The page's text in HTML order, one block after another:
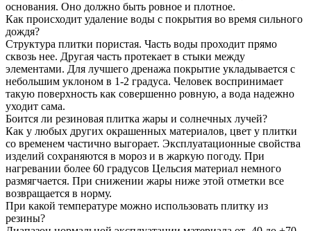
основания. Оно должно быть ровное и плотное.
Как происходит удаление воды с покрытия во время сильного
дождя?
Структура плитки пористая. Часть воды проходит прямо
сквозь нее. Другая часть протекает в стыки между
элементами. Для лучшего дренажа покрытие укладывается с
небольшим уклоном в 1-2 градуса. Человек воспринимает
такую поверхность как совершенно ровную, а вода надежно
уходит сама.
Боится ли резиновая плитка жары и солнечных лучей?
Как у любых других окрашенных материалов, цвет у плитки
со временем частично выгорает. Эксплуатационные свойства
изделий сохраняются в мороз и в жаркую погоду. При
нагревании более 60 градусов Цельсия материал немного
размягчается. При снижении жары ниже этой отметки все
возвращается в норму.
При какой температуре можно использовать плитку из
резины?